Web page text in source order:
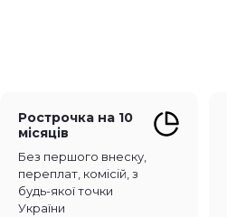
Рострочка на 10
місяців
Без першого внеску,
переплат, комісій, з
будь-якої точки
України